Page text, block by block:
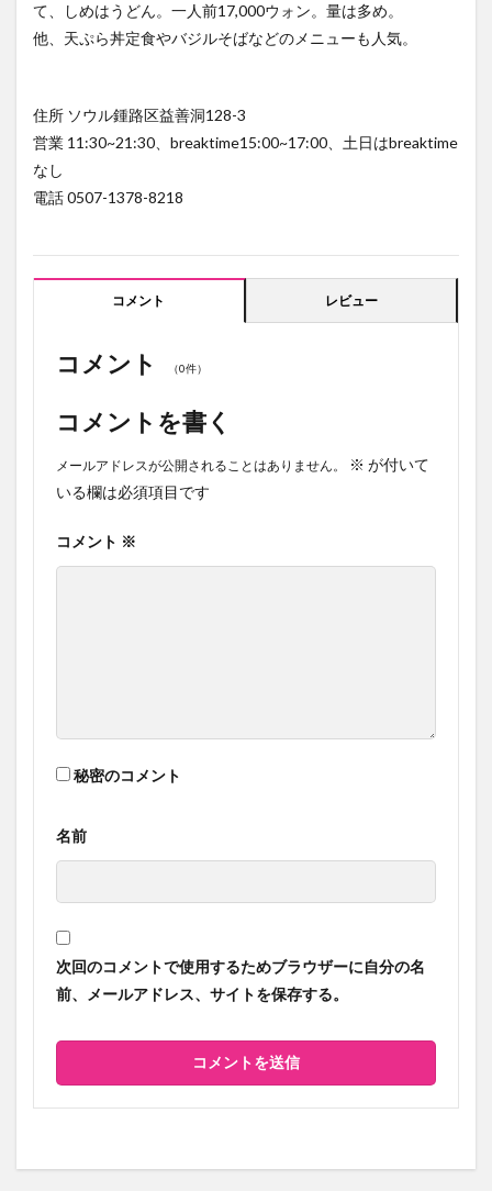
て、しめはうどん。一人前17,000ウォン。量は多め。
他、天ぷら丼定食やバジルそばなどのメニューも人気。
住所 ソウル鍾路区益善洞128-3
営業 11:30~21:30、breaktime15:00~17:00、土日はbreaktime
なし
電話 0507-1378-8218
コメント レビュー
コメント （0件）
コメントを書く
メールアドレスが公開されることはありません。 ※ が付いて
いる欄は必須項目です
コメント ※
秘密のコメント
名前
次回のコメントで使用するためブラウザーに自分の名
前、メールアドレス、サイトを保存する。